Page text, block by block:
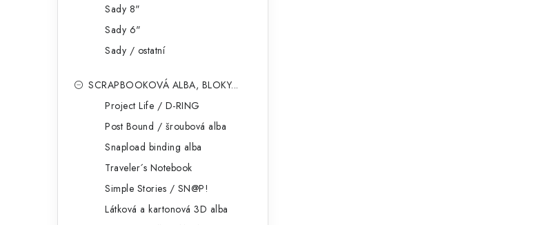
Sady 8"
Sady 6"
Sady / ostatní
SCRAPBOOKOVÁ ALBA, BLOKY...
Project Life / D-RING
Post Bound / šroubová alba
Snapload binding alba
Traveler´s Notebook
Simple Stories / SN@P!
Látková a kartonová 3D alba